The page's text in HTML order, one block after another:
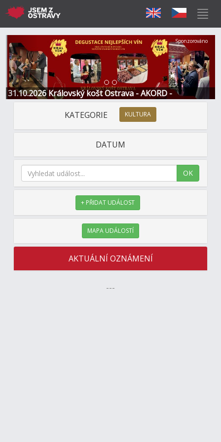
31.10.2026 Královský košt Ostrava - AKORD -
Restaurace a Hotel
Předchozí Další
Sponzorováno
KATEGORIE KULTURA
DATUM
OK
+ PŘIDAT UDÁLOST
MAPA UDÁLOSTÍ
AKTUÁLNÍ OZNÁMENÍ
---